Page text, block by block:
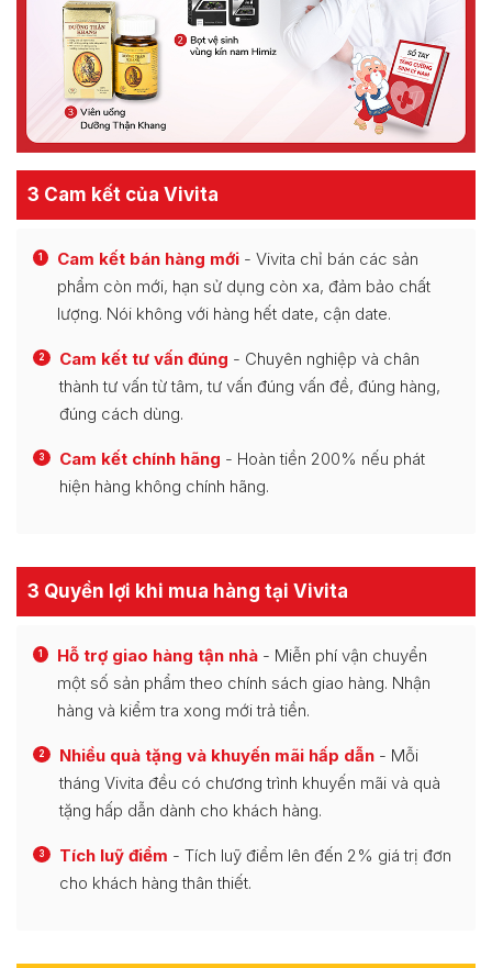
3 Cam kết của Vivita
1 Cam kết bán hàng mới - Vivita chỉ bán các sản
phẩm còn mới, hạn sử dụng còn xa, đảm bảo chất
lượng. Nói không với hàng hết date, cận date.
2 Cam kết tư vấn đúng - Chuyên nghiệp và chân
thành tư vấn từ tâm, tư vấn đúng vấn đề, đúng hàng,
đúng cách dùng.
3 Cam kết chính hãng - Hoàn tiền 200% nếu phát
hiện hàng không chính hãng.
3 Quyền lợi khi mua hàng tại Vivita
1 Hỗ trợ giao hàng tận nhà - Miễn phí vận chuyển
một số sản phẩm theo chính sách giao hàng. Nhận
hàng và kiểm tra xong mới trả tiền.
2 Nhiều quà tặng và khuyến mãi hấp dẫn - Mỗi
tháng Vivita đều có chương trình khuyến mãi và quà
tặng hấp dẫn dành cho khách hàng.
3 Tích luỹ điểm - Tích luỹ điểm lên đến 2% giá trị đơn
cho khách hàng thân thiết.